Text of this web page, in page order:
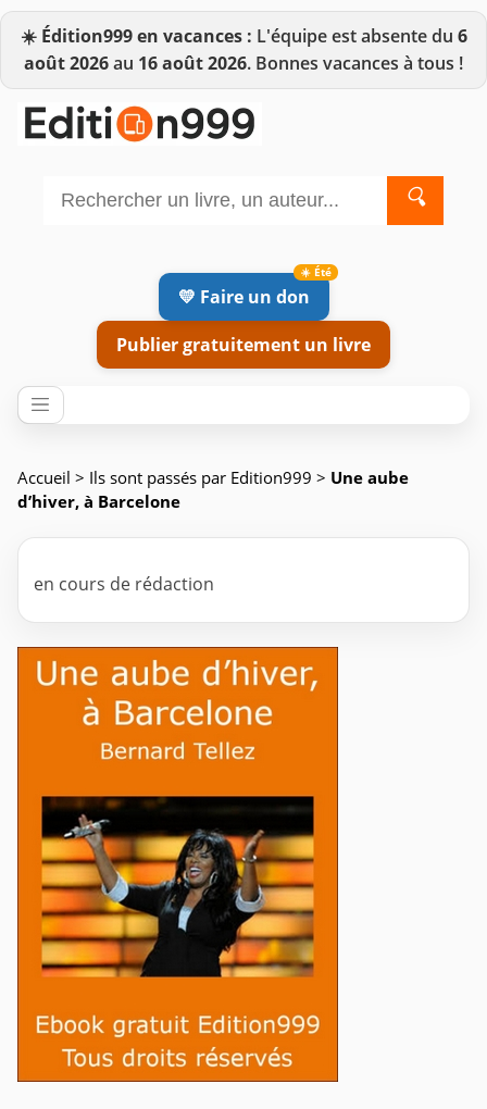
☀️ Édition999 en vacances : L'équipe est absente du 6
août 2026au 16 août 2026. Bonnes vacances à tous !
🔍
💛 Faire un don
Publier gratuitement un livre
Accueil > Ils sont passés par Edition999 > Une aube
d’hiver, à Barcelone
en cours de rédaction